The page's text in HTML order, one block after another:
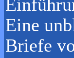
Eine
Briefe